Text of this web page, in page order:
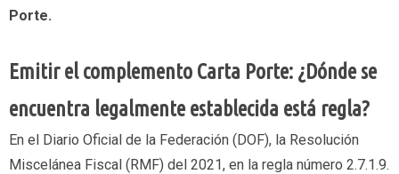
Porte.
Emitir el complemento Carta Porte: ¿Dónde se
encuentra legalmente establecida está regla?
En el Diario Oficial de la Federación (DOF), la Resolución
Miscelánea Fiscal (RMF) del 2021, en la regla número 2.7.1.9.